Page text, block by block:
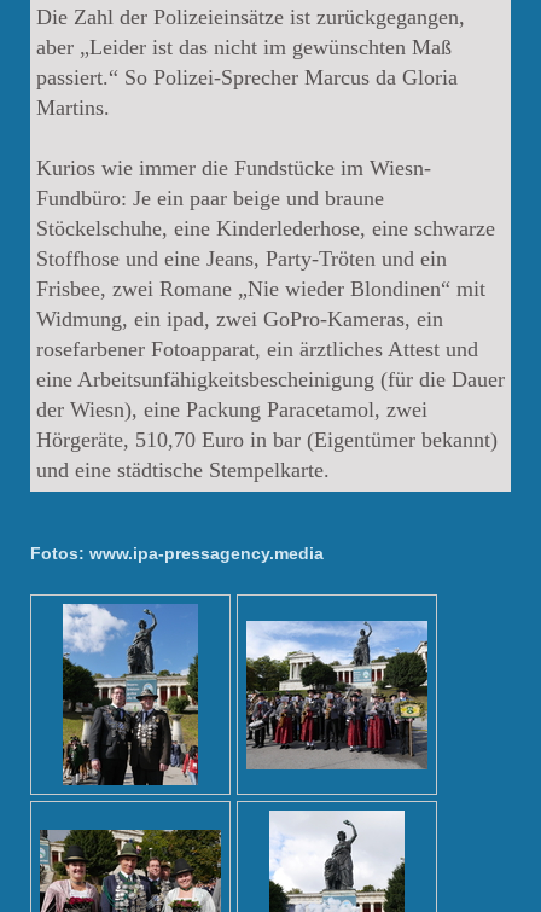
Die Zahl der Polizeieinsätze ist zurückgegangen,
aber „Leider ist das nicht im gewünschten Maß
passiert.“ So Polizei-Sprecher Marcus da Gloria
Martins.
Kurios wie immer die Fundstücke im Wiesn-
Fundbüro: Je ein paar beige und braune
Stöckelschuhe, eine Kinderlederhose, eine schwarze
Stoffhose und eine Jeans, Party-Tröten und ein
Frisbee, zwei Romane „Nie wieder Blondinen“ mit
Widmung, ein ipad, zwei GoPro-Kameras, ein
rosefarbener Fotoapparat, ein ärztliches Attest und
eine Arbeitsunfähigkeitsbescheinigung (für die Dauer
der Wiesn), eine Packung Paracetamol, zwei
Hörgeräte, 510,70 Euro in bar (Eigentümer bekannt)
und eine städtische Stempelkarte.
Fotos: www.ipa-pressagency.media